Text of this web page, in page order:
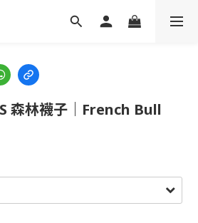
森林襪子｜French Bull